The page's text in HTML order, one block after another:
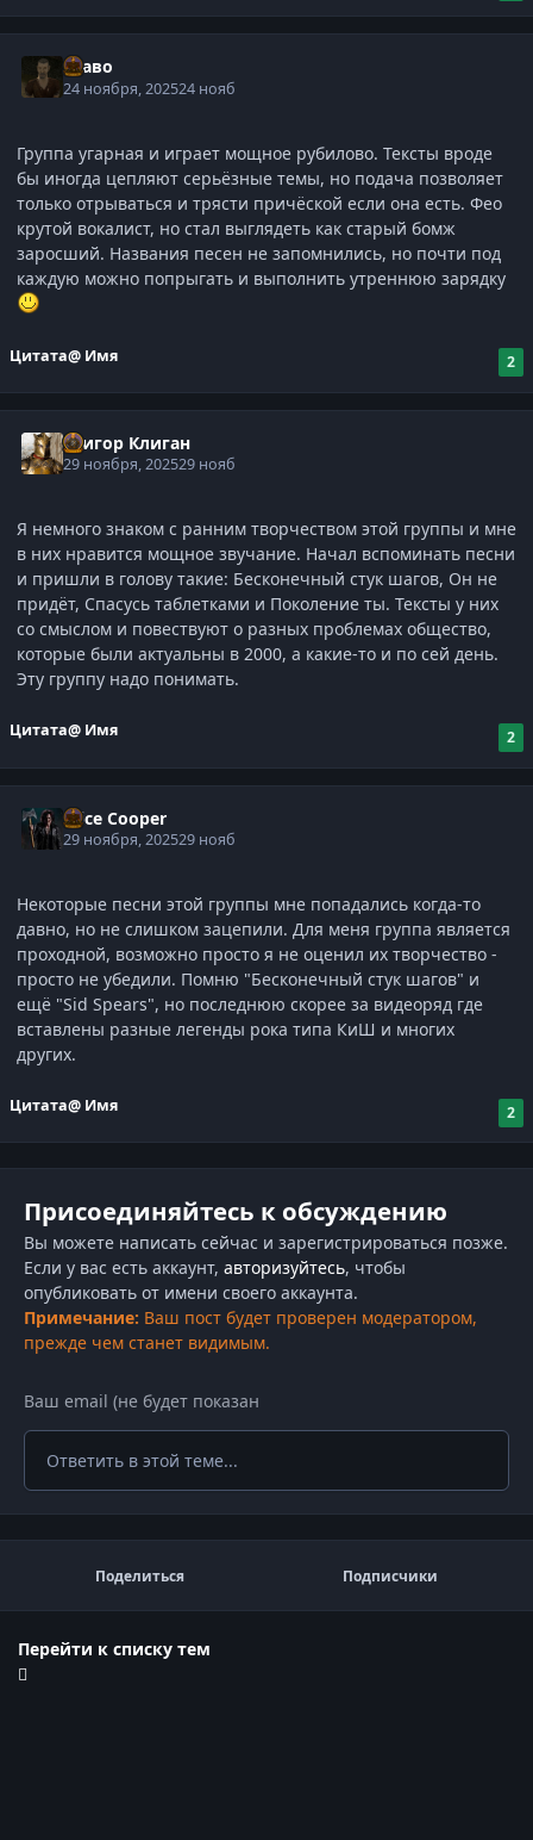
Граво
24 ноября, 202524 нояб
Группа угарная и играет мощное рубилово. Тексты вроде
бы иногда цепляют серьёзные темы, но подача позволяет
только отрываться и трясти причёской если она есть. Фео
крутой вокалист, но стал выглядеть как старый бомж
заросший. Названия песен не запомнились, но почти под
каждую можно попрыгать и выполнить утреннюю зарядку
Цитата@ Имя 2
Григор Клиган
29 ноября, 202529 нояб
Я немного знаком с ранним творчеством этой группы и мне
в них нравится мощное звучание. Начал вспоминать песни
и пришли в голову такие: Бесконечный стук шагов, Он не
придёт, Спасусь таблетками и Поколение ты. Тексты у них
со смыслом и повествуют о разных проблемах общество,
которые были актуальны в 2000, а какие-то и по сей день.
Эту группу надо понимать.
Цитата@ Имя 2
Alice Cooper
29 ноября, 202529 нояб
Некоторые песни этой группы мне попадались когда-то
давно, но не слишком зацепили. Для меня группа является
проходной, возможно просто я не оценил их творчество -
просто не убедили. Помню "Бесконечный стук шагов" и
ещё "Sid Spears", но последнюю скорее за видеоряд где
вставлены разные легенды рока типа КиШ и многих
других.
Цитата@ Имя 2
Присоединяйтесь к обсуждению
Вы можете написать сейчас и зарегистрироваться позже.
Если у вас есть аккаунт, авторизуйтесь, чтобы
опубликовать от имени своего аккаунта.
Примечание: Ваш пост будет проверен модератором,
прежде чем станет видимым.
Ответить в этой теме...
Поделиться Подписчики
Перейти к списку тем